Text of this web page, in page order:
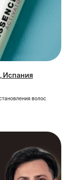
Испания
волос